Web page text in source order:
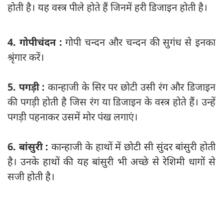
होती है। यह वस्त्र पीले होते हैं जिनमें हरी डिजाइन होती है।
4. गोपीचंदन :गोपी चन्दन और चन्दन की सुगंध से इनका
श्रृंगार करें।
5. पगड़ी :कान्हाजी के सिर पर छोटी उसी रंग और डिजाइन
की पगड़ी होती है जिस रंग या डिजाइन के वस्त्र होते हैं। उन्हें
पगड़ी पहनाकर उसमें मोर पंख लगाएं।
6. बांसुरी :कान्हाजी के हाथों में छोटी सी सुंदर बांसुरी होती
है। उनके हाथों की यह बांसुरी भी अच्छे से रेशिमी धागों से
सजी होती है।